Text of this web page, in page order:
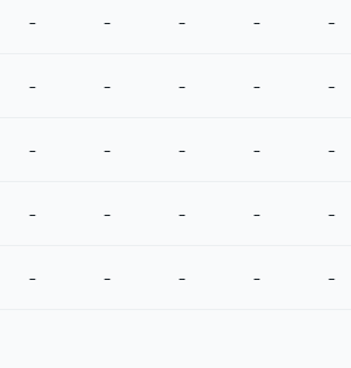
- - - - -
- - - - -
- - - - -
- - - - -
- - - - -